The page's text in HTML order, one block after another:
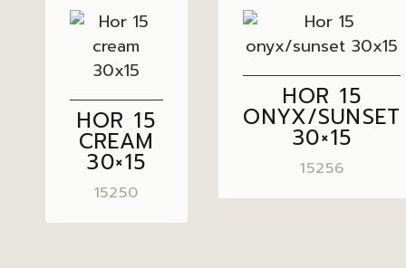
HOR 15
CREAM
30×15
15250
HOR 15
ONYX/SUNSET
30×15
15256